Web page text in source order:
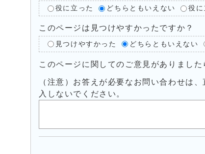
役に立った どちらともいえない 役に
このページは見つけやすかったですか？
見つけやすかった どちらともいえない
このページに関してのご意見がありました
（注意）お答えが必要なお問い合わせは
入しないでください。